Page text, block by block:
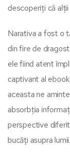
descoperiți că
Narativa a fost o
din fire de
ele fiind atent
captivant al
aceasta ne
absorbția
perspective
bucăţi asupra lumii.